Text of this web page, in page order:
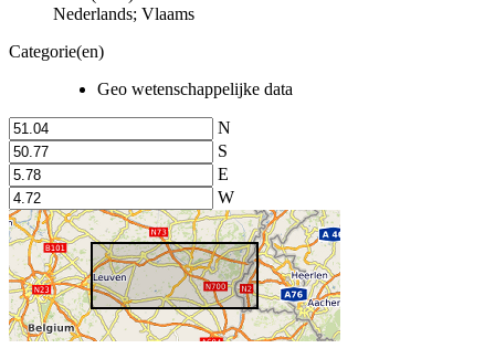
Nederlands; Vlaams
Categorie(en)
Geo wetenschappelijke data
N
S
E
W